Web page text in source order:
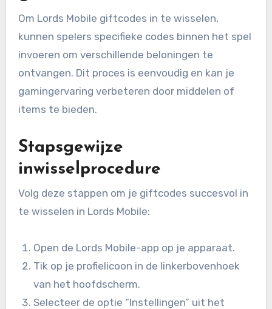
Om Lords Mobile giftcodes in te wisselen,
kunnen spelers specifieke codes binnen het spel
invoeren om verschillende beloningen te
ontvangen. Dit proces is eenvoudig en kan je
gamingervaring verbeteren door middelen of
items te bieden.
Stapsgewijze
inwisselprocedure
Volg deze stappen om je giftcodes succesvol in
te wisselen in Lords Mobile:
Open de Lords Mobile-app op je apparaat.
Tik op je profielicoon in de linkerbovenhoek
van het hoofdscherm.
Selecteer de optie “Instellingen” uit het